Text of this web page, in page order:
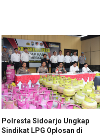
Polresta Sidoarjo Ungkap
Sindikat LPG Oplosan di